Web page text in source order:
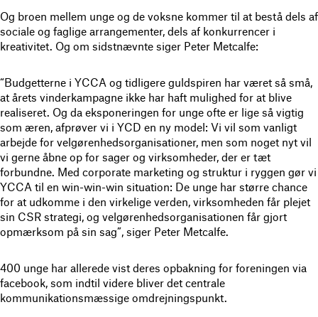
Og broen mellem unge og de voksne kommer til at bestå dels af
sociale og faglige arrangementer, dels af konkurrencer i
kreativitet. Og om sidstnævnte siger Peter Metcalfe:
“Budgetterne i YCCA og tidligere guldspiren har været så små,
at årets vinderkampagne ikke har haft mulighed for at blive
realiseret. Og da eksponeringen for unge ofte er lige så vigtig
som æren, afprøver vi i YCD en ny model: Vi vil som vanligt
arbejde for velgørenhedsorganisationer, men som noget nyt vil
vi gerne åbne op for sager og virksomheder, der er tæt
forbundne. Med corporate marketing og struktur i ryggen gør vi
YCCA til en win-win-win situation: De unge har større chance
for at udkomme i den virkelige verden, virksomheden får plejet
sin CSR strategi, og velgørenhedsorganisationen får gjort
opmærksom på sin sag”, siger Peter Metcalfe.
400 unge har allerede vist deres opbakning for foreningen via
facebook, som indtil videre bliver det centrale
kommunikationsmæssige omdrejningspunkt.